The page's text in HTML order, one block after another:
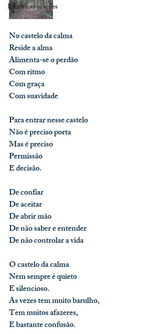
Primeiras orações
No castelo da calma
Reside a alma
Alimenta-se o perdão
Com ritmo
Com graça
Com suavidade
Para entrar nesse castelo
Não é preciso porta
Mas é preciso
Permissão
E decisão.
De confiar
De aceitar
De abrir mão
De não saber e entender
De não controlar a vida
O castelo da calma
Nem sempre é quieto
E silencioso.
As vezes tem muito barulho,
Tem muitos afazeres,
E bastante confusão.